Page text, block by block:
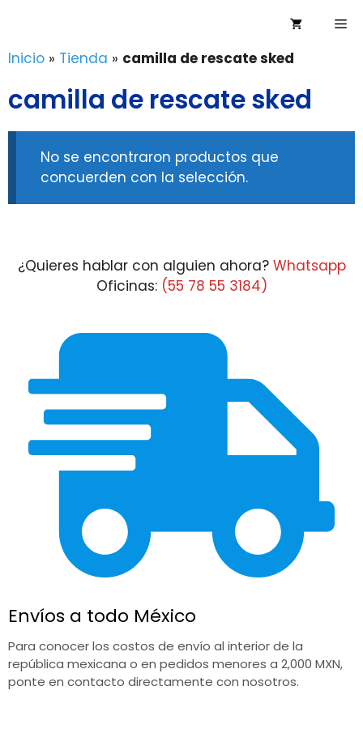
contenido
Inicio » Tienda » camilla de rescate sked
camilla de rescate sked
No se encontraron productos que
concuerden con la selección.
¿Quieres hablar con alguien ahora? Whatsapp
Oficinas: (55 78 55 3184)
Envíos a todo México
Para conocer los costos de envío al interior de la
república mexicana o en pedidos menores a 2,000 MXN,
ponte en contacto directamente con nosotros.